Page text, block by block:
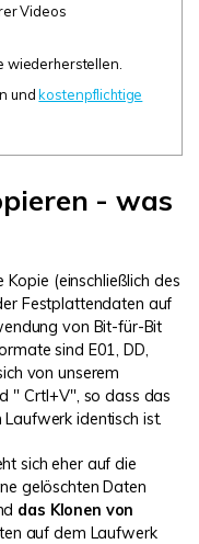
Videos
wiederherstellen.
undkostenpflichtige
- was
(einschließlich des
Festplattendaten auf
von Bit-für-Bit
sind E01, DD,
von unserem
" Crtl+V", so dass das
identisch ist.
sich eher auf die
gelöschten Daten
das Klonen von
auf dem Laufwerk